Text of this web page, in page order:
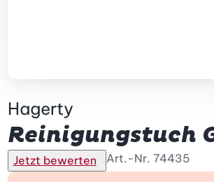
Hagerty
Reinigungstuch
Jetzt bewerten Art.-Nr. 74435